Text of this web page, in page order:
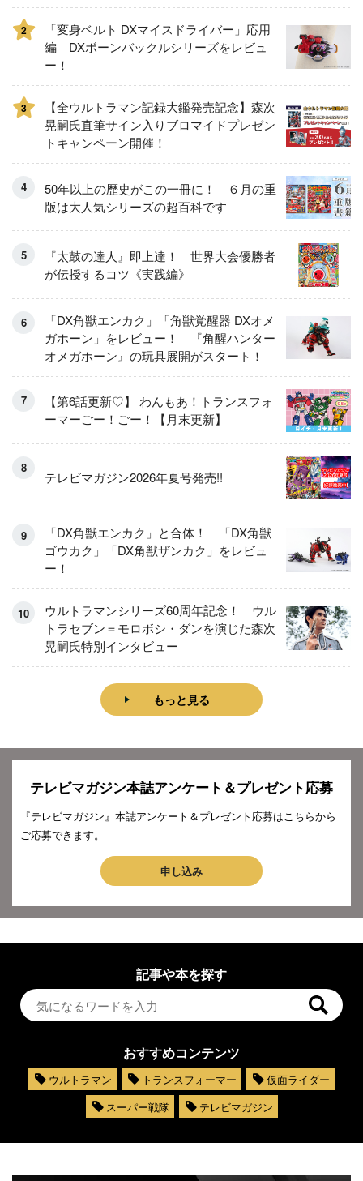
2
「変身ベルト DXマイスドライバー」応用
編 DXボーンバックルシリーズをレビュ
ー！
3
【全ウルトラマン記録大鑑発売記念】森次
晃嗣氏直筆サイン入りブロマイドプレゼン
トキャンペーン開催！
50年以上の歴史がこの一冊に！ ６月の重
版は大人気シリーズの超百科です
『太鼓の達人』即上達！ 世界大会優勝者
が伝授するコツ《実践編》
「DX角獣エンカク」「角獣覚醒器 DXオメ
ガホーン」をレビュー！ 『角醒ハンター
オメガホーン』の玩具展開がスタート！
【第6話更新♡】 わんもあ！トランスフォ
ーマーごー！ごー！【月末更新】
テレビマガジン2026年夏号発売!!
「DX角獣エンカク」と合体！ 「DX角獣
ゴウカク」「DX角獣ザンカク」をレビュ
ー！
ウルトラマンシリーズ60周年記念！ ウル
トラセブン＝モロボシ・ダンを演じた森次
晃嗣氏特別インタビュー
もっと見る
テレビマガジン本誌アンケート＆プレゼント応募
『テレビマガジン』本誌アンケート＆プレゼント応募はこちらから
ご応募できます。
申し込み
記事や本を探す
おすすめコンテンツ
ウルトラマン トランスフォーマー
仮面ライダー
スーパー戦隊
テレビマガジン